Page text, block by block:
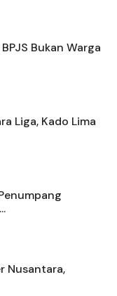
Bukan Warga
Liga, Kado Lima
Nusantara,